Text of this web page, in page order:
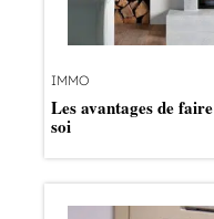
IMMO
Les avantages de
soi